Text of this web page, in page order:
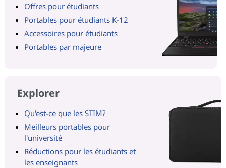
Offres pour étudiants
Portables pour étudiants K-12
Accessoires pour étudiants
Portables par majeure
Explorer
Qu'est-ce que les STIM?
Meilleurs portables pour
l'université
Réductions pour les étudiants et
les enseignants